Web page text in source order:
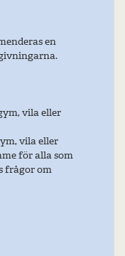
en
vila eller
vila eller
för alla som
frågor om